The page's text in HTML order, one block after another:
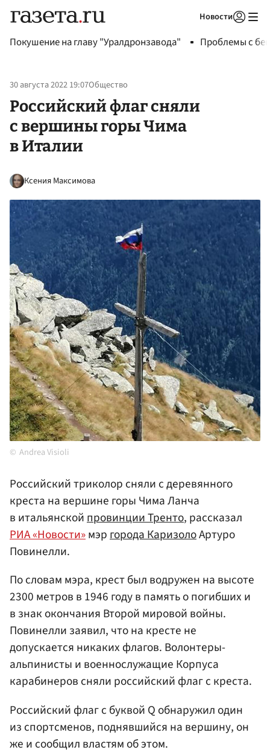
Новости
Покушение на главу "Уралдронзавода" Проблемы с
30 августа 2022 19:07Общество
Российский флаг сняли
с вершины горы Чима
в Италии
Ксения Максимова
Andrea Visioli
Российский триколор сняли с деревянного
креста на вершине горы Чима Ланча
в итальянскойпровинции Тренто, рассказал
РИА «Новости»мэргорода КаризолоАртуро
Повинелли.
По словам мэра, крест был водружен на высоте
2300 метров в 1946 году в память о погибших и
в знак окончания Второй мировой войны.
Повинелли заявил, что на кресте не
допускается никаких флагов. Волонтеры-
альпинисты и военнослужащие Корпуса
карабинеров сняли российский флаг с креста.
Российский флаг с буквой Q обнаружил один
из спортсменов, поднявшийся на вершину, он
же и сообщил властям об этом.